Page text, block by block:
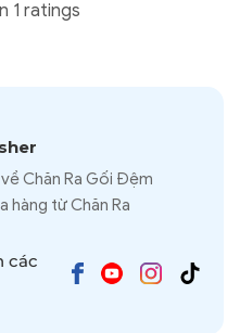
1 ratings
Chăn Ra Gối Đệm
hàng từ Chăn Ra
các